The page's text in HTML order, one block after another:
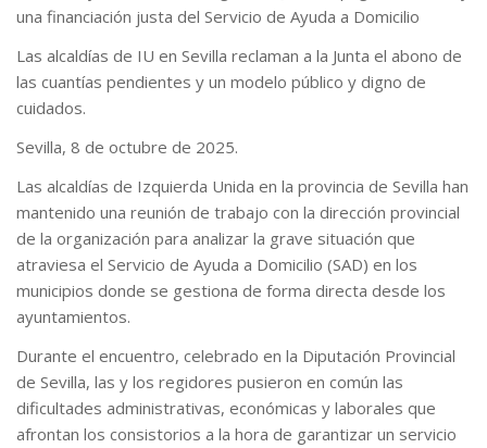
una financiación justa del Servicio de Ayuda a Domicilio
Las alcaldías de IU en Sevilla reclaman a la Junta el abono de
las cuantías pendientes y un modelo público y digno de
cuidados.
Sevilla, 8 de octubre de 2025.
Las alcaldías de Izquierda Unida en la provincia de Sevilla han
mantenido una reunión de trabajo con la dirección provincial
de la organización para analizar la grave situación que
atraviesa el Servicio de Ayuda a Domicilio (SAD) en los
municipios donde se gestiona de forma directa desde los
ayuntamientos.
Durante el encuentro, celebrado en la Diputación Provincial
de Sevilla, las y los regidores pusieron en común las
dificultades administrativas, económicas y laborales que
afrontan los consistorios a la hora de garantizar un servicio